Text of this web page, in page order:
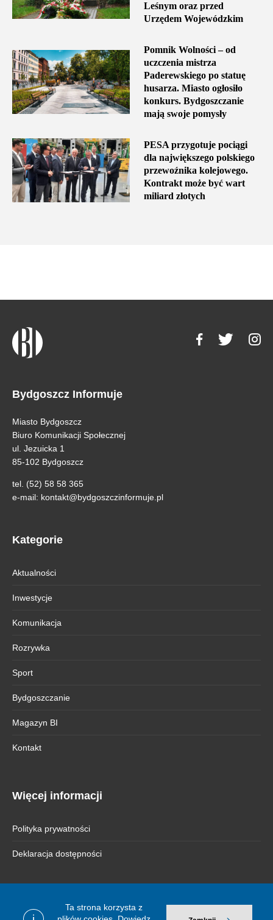
Ta strona korzysta z
Leśnym oraz przed
Urzędem Wojewódzkim
Pomnik Wolności – od
uczczenia mistrza
Paderewskiego po statuę
husarza. Miasto ogłosiło
konkurs. Bydgoszczanie
mają swoje pomysły
PESA przygotuje pociągi
dla największego polskiego
przewoźnika kolejowego.
Kontrakt może być wart
miliard złotych
Bydgoszcz Informuje
Miasto Bydgoszcz
Biuro Komunikacji Społecznej
ul. Jezuicka 1
85-102 Bydgoszcz
tel. (52) 58 58 365
e-mail: kontakt@bydgoszczinformuje.pl
Kategorie
Aktualności
Inwestycje
Komunikacja
Rozrywka
Sport
Bydgoszczanie
Magazyn BI
Kontakt
Więcej informacji
Polityka prywatności
Deklaracja dostępności
© 2026 Bydgoszcz Informuje